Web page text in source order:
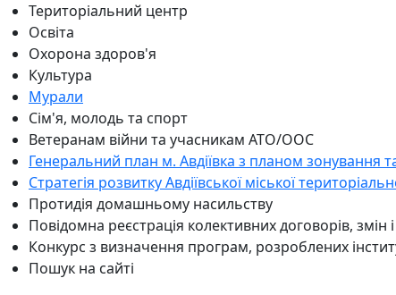
Територіальний центр
Освіта
Охорона здоров'я
Культура
Мурали
Сім'я, молодь та спорт
Ветеранам війни та учасникам АТО/ООС
Генеральний план м. Авдіївка з планом зонування
Стратегія розвитку Авдіївської міської
Протидія домашньому насильству
Повідомна реєстрація колективних договорів,
Конкурс з визначення програм, розроблених
Пошук на сайті